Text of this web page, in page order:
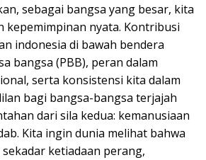
sebagai bangsa yang besar, kita
kepemimpinan nyata. Kontribusi
indonesia di bawah bendera
bangsa (PBB), peran dalam
serta konsistensi kita dalam
bagi bangsa-bangsa terjajah
dari sila kedua: kemanusiaan
Kita ingin dunia melihat bahwa
ketiadaan perang,